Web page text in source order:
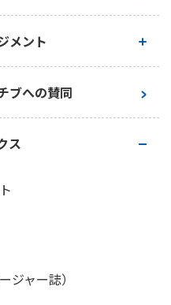
み
対応
の遵守）の徹底・腐敗
進体制等
メント
ブへの賛同
ス
ジャー誌）